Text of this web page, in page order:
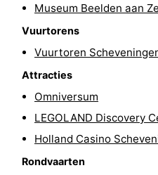
Steden
Rondleidingen
Sporten
Wandelen
Museum Beelden aan
Vuurtorens
Vuurtoren
Attracties
Omniversum
LEGOLAND Discovery
Holland Casino
Rondvaarten